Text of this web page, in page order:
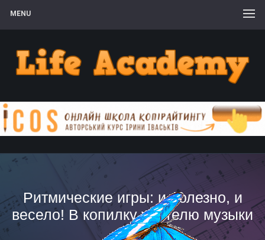
MENU
Ритмические игры: и полезно, и
весело! В копилку учителю музыки